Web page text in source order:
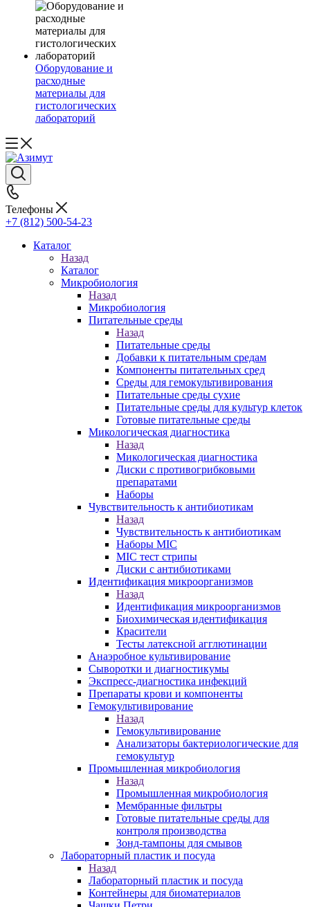
Оборудование и
расходные
материалы для
гистологических
лабораторий
Телефоны
+7 (812) 500-54-23
Каталог
Назад
Каталог
Микробиология
Назад
Микробиология
Питательные среды
Назад
Питательные среды
Добавки к питательным средам
Компоненты питательных сред
Среды для гемокультивирования
Питательные среды сухие
Питательные среды для культур клеток
Готовые питательные среды
Микологическая диагностика
Назад
Микологическая диагностика
Диски с противогрибковыми
препаратами
Наборы
Чувствительность к антибиотикам
Назад
Чувствительность к антибиотикам
Наборы MIC
MIC тест стрипы
Диски с антибиотиками
Идентификация микроорганизмов
Назад
Идентификация микроорганизмов
Биохимическая идентификация
Красители
Тесты латексной агглютинации
Анаэробное культивирование
Сыворотки и диагностикумы
Экспресс-диагностика инфекций
Препараты крови и компоненты
Гемокультивирование
Назад
Гемокультивирование
Анализаторы бактериологические для
гемокультур
Промышленная микробиология
Назад
Промышленная микробиология
Мембранные фильтры
Готовые питательные среды для
контроля производства
Зонд-тампоны для смывов
Лабораторный пластик и посуда
Назад
Лабораторный пластик и посуда
Контейнеры для биоматериалов